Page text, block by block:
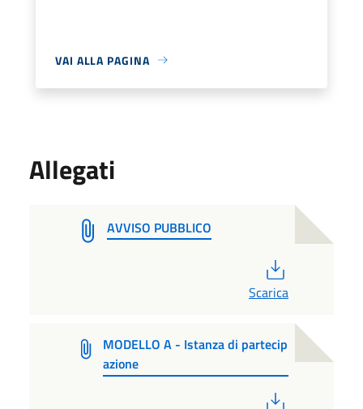
VAI ALLA PAGINA
Allegati
AVVISO PUBBLICO
Scarica
MODELLO A - Istanza di partecip
azione